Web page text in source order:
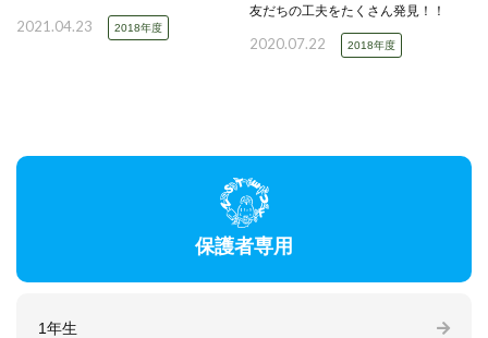
2021.04.23 2018年度
友だちの工夫をたくさん発見！！
2020.07.22 2018年度
保護者専用
1年生